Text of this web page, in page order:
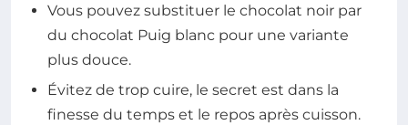
Vous pouvez substituer le chocolat noir par
du chocolat Puig blanc pour une variante
plus douce.
Évitez de trop cuire, le secret est dans la
finesse du temps et le repos après cuisson.